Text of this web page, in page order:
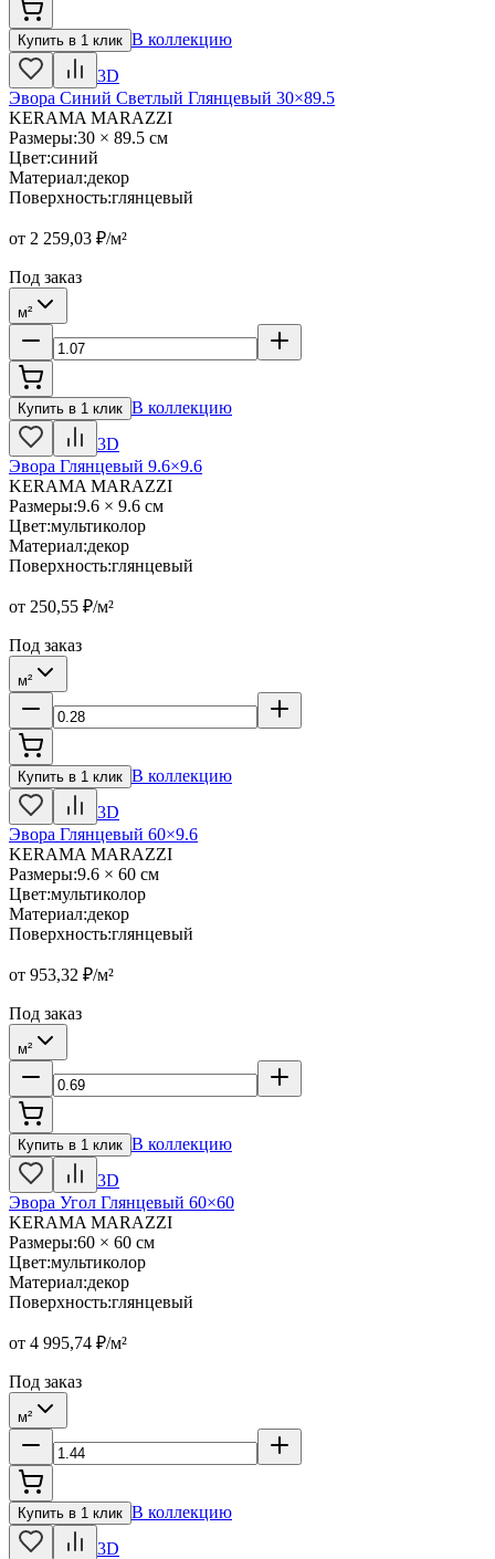
Купить в 1 клик В коллекцию
3D
Эвора Синий Светлый Глянцевый 30×89.5
KERAMA MARAZZI
Размеры:30 × 89.5 см
Цвет:синий
Материал:декор
Поверхность:глянцевый
от 2 259,03 ₽/м²
Под заказ
м²
Купить в 1 клик В коллекцию
3D
Эвора Глянцевый 9.6×9.6
KERAMA MARAZZI
Размеры:9.6 × 9.6 см
Цвет:мультиколор
Материал:декор
Поверхность:глянцевый
от 250,55 ₽/м²
Под заказ
м²
Купить в 1 клик В коллекцию
3D
Эвора Глянцевый 60×9.6
KERAMA MARAZZI
Размеры:9.6 × 60 см
Цвет:мультиколор
Материал:декор
Поверхность:глянцевый
от 953,32 ₽/м²
Под заказ
м²
Купить в 1 клик В коллекцию
3D
Эвора Угол Глянцевый 60×60
KERAMA MARAZZI
Размеры:60 × 60 см
Цвет:мультиколор
Материал:декор
Поверхность:глянцевый
от 4 995,74 ₽/м²
Под заказ
м²
Купить в 1 клик В коллекцию
3D